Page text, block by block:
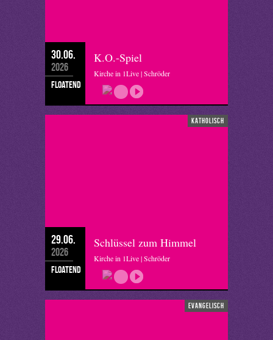
30.06.
2026
floatend
K.O.-Spiel
Kirche in 1Live | Schröder
katholisch
29.06.
2026
floatend
Schlüssel zum Himmel
Kirche in 1Live | Schröder
evangelisch